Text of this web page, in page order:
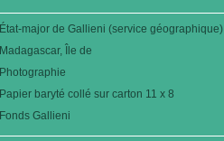
État-major de Gallieni (service géographique)
Madagascar, Île de
Photographie
Papier baryté collé sur carton 11 x 8
Fonds Gallieni